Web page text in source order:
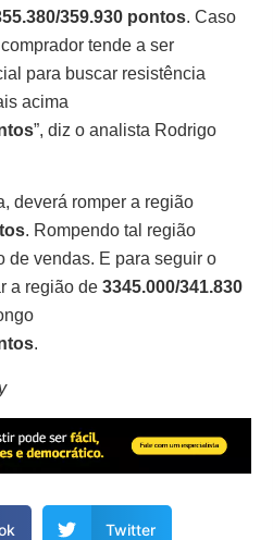
359.930 pontos. Caso
tende a ser
para buscar resistência
acima
”, diz o analista Rodrigo
deverá romper a região
. Rompendo tal região
de vendas. E para seguir o
a região de 3345.000/341.830
.
Twitter